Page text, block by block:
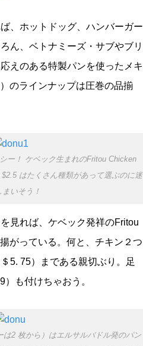
、ホットドッグ、ハンバーガー
ん、ベトナミーズ・サブやブリ
えのある特製パンを使ったメキ
のラインナップは圧巻の品揃
ー！ ケベック生まれのFritou Chicken
はたくさん種類があって選ぶのに迷
まいそう！
見れば、ケベック発祥のFritou
がっている。何と、チキン２つ
5. 75）まである親切ぶり。足
も付けちゃおう。
は2 枚から）はエルサルバドル発のパン